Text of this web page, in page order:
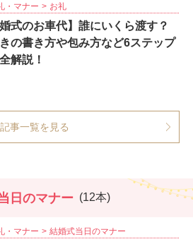
・マナー お礼
婚式のお車代】誰にいくら渡す？
の書き方や包み方など6ステップ
解説！
記事一覧を見る
日のマナー (12本)
・マナー 結婚式当日のマナー